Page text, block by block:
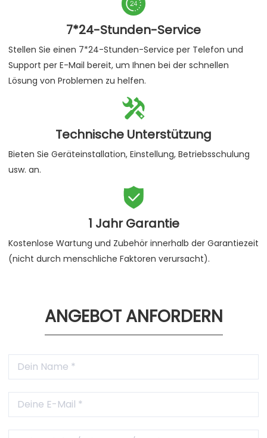
7*24-Stunden-Service
Stellen Sie einen 7*24-Stunden-Service per Telefon und
Support per E-Mail bereit, um Ihnen bei der schnellen
Lösung von Problemen zu helfen.

Technische Unterstützung
Bieten Sie Geräteinstallation, Einstellung, Betriebsschulung
usw. an.

1 Jahr Garantie
Kostenlose Wartung und Zubehör innerhalb der Garantiezeit
(nicht durch menschliche Faktoren verursacht).
ANGEBOT ANFORDERN